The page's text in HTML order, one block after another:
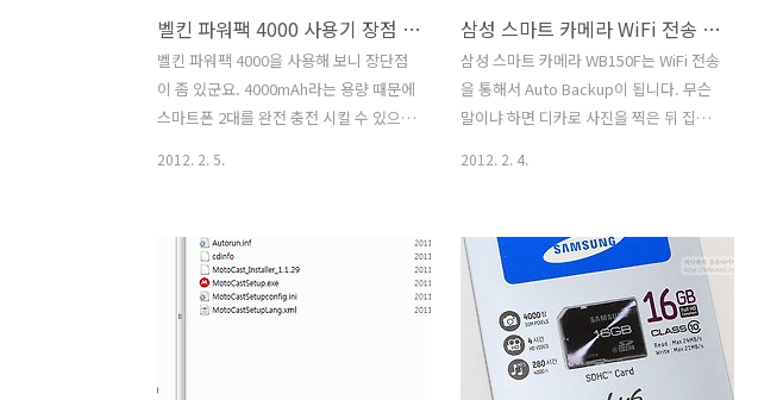
지만요. 그런데 배터리 시간이 좀 길다면
하루정도 잠시 나갔다 오는 용도로는 충
전기를 챙기진 않아도 됩니다. 울트라북
은 이런 부분에서 약간 효용성이 있습니
션 인식등을 사용해 보았습니다. 직접 해
보는것만큼 좋은것은 없더군요. 저 역시
이번에 몰랐던 사실을 많이 알게 되었습
니다. 강남역의 서초사옥에서 삼성 스마
벨킨 파워팩 4000 사용기 장점 단점 Power Pack 4000 보조배터리 추천
벨킨 파워팩 4000을 사용해 보니 장단점
이 좀 있군요. 4000mAh라는 용량 때문에
스마트폰 2대를 완전 충전 시킬 수 있으며
로 소개하는 이유는 크기가 적당하고 포
트가 2개이기 때문입니다. Power Pack
4000의 크기는 넓지만 두께가 얇아 가방
등에 넣고다니기에 무리는 없습니다. 아
2012. 2. 5.
삼성 스마트 카메라 WiFi 전송 WB150F CES 2012 후기
삼성 스마트 카메라 WB150F는 WiFi 전송
을 통해서 Auto Backup이 됩니다. 무슨
말이냐 하면 디카로 사진을 찍은 뒤 집에
보면서 와이파이를 잘 활용하면 편리하다
는것을 이미 알고 있었는데 WB150F는 이
제는 선연결없이 다 되는군요. CES2012
삼성 부스에 직접 가서 보면서 사실은 이
제품과 서피스(테이블 PC)와의 사용을 해
보는것을 기대했었는데 그건 하지 못했고
2012. 2. 4.